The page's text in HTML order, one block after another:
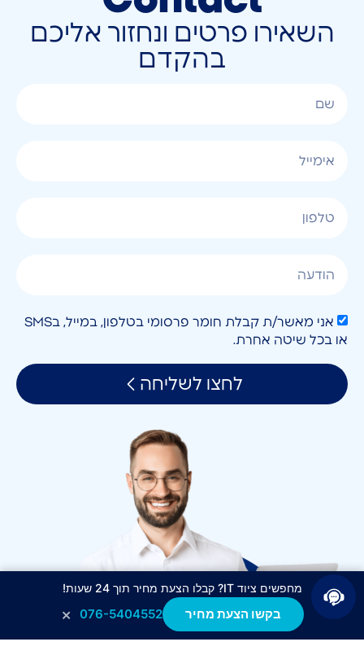
השאירו פרטים ונחזור אליכם
בהקדם
אני מאשר/ת קבלת חומר פרסומי בטלפון, במייל, בSMS
או בכל שיטה אחרת.
לחצו לשליחה
מחפשים ציוד IT? קבלו הצעת מחיר תוך 24 שעות!
בקשו הצעת מחיר 076-5404552
×